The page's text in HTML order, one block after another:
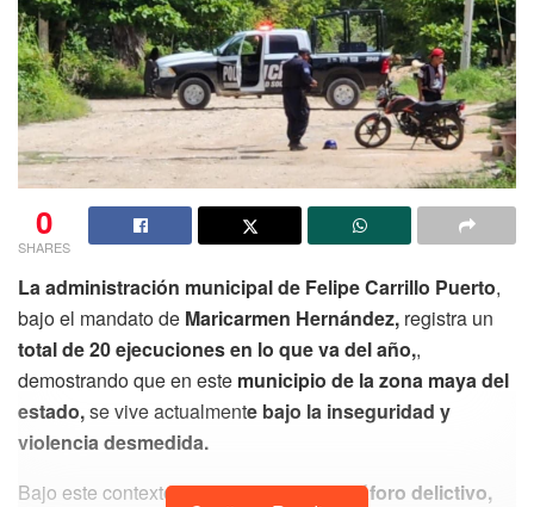
0
SHARES
La administración municipal de Felipe Carrillo Puerto,
bajo el mandato de Maricarmen Hernández, registra un
total de 20 ejecuciones en lo que va del año,,
demostrando que en este municipio de la zona maya del
estado,se vive actualmente bajo la inseguridad y
violencia desmedida.
Bajo este contexto yde acuerdo al semáforo delictivo,